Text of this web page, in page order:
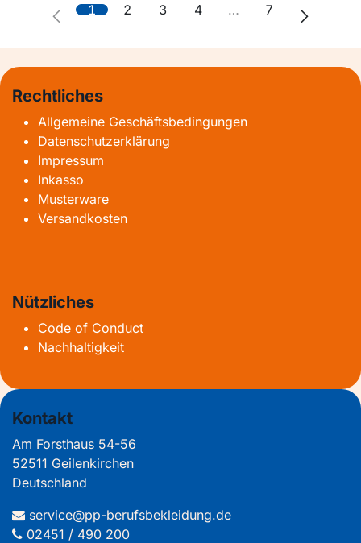
1 2 3 4 … 7
Rechtliches
Allgemeine Geschäftsbedingungen
Datenschutzerklärung
Impressum
Inkasso
Musterware
Versandkosten
Nützliches
Code of Conduct
Nachhaltigkeit
Kontakt
Am Forsthaus 54-56
52511 Geilenkirchen
Deutschland
service@pp-berufsbekleidung.de
02451 / 490 200